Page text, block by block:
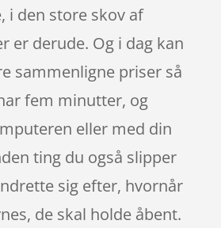
i den store skov af
er derude. Og i dag kan
sammenligne priser så
fem minutter, og
eller med din
ting du også slipper
sig efter, hvornår
de skal holde åbent.